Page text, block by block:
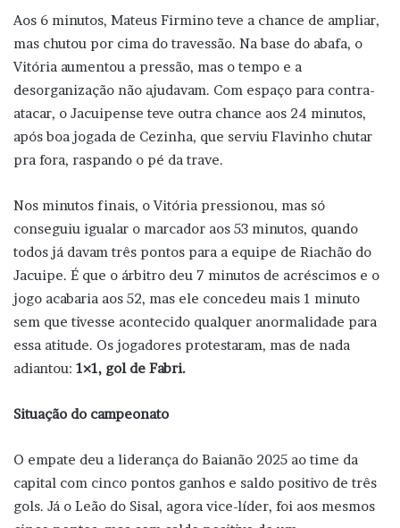
Aos 6 minutos, Mateus Firmino teve a chance de ampliar,
mas chutou por cima do travessão. Na base do abafa, o
Vitória aumentou a pressão, mas o tempo e a
desorganização não ajudavam. Com espaço para contra-
atacar, o Jacuipense teve outra chance aos 24 minutos,
após boa jogada de Cezinha, que serviu Flavinho chutar
pra fora, raspando o pé da trave.
Nos minutos finais, o Vitória pressionou, mas só
conseguiu igualar o marcador aos 53 minutos, quando
todos já davam três pontos para a equipe de Riachão do
Jacuipe. É que o árbitro deu 7 minutos de acréscimos e o
jogo acabaria aos 52, mas ele concedeu mais 1 minuto
sem que tivesse acontecido qualquer anormalidade para
essa atitude. Os jogadores protestaram, mas de nada
adiantou: 1×1, gol de Fabri.
Situação do campeonato
O empate deu a liderança do Baianão 2025 ao time da
capital com cinco pontos ganhos e saldo positivo de três
gols. Já o Leão do Sisal, agora vice-líder, foi aos mesmos